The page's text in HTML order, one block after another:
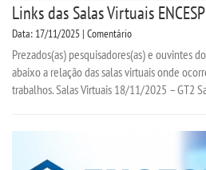
Links das Salas Virtuais
Data: 17/11/2025 | Comentário
Prezados(as) pesquisadores(as) e ouvintes
abaixo a relação das salas virtuais onde
trabalhos. Salas Virtuais 18/11/2025 – GT2